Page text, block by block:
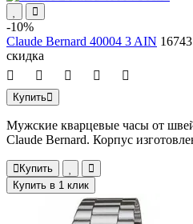
-10%
Claude Bernard 40004 3 AIN
скидка
Купить
Мужские кварцевые часы от
Claude Bernard. Корпус
Купить
Купить в 1 клик